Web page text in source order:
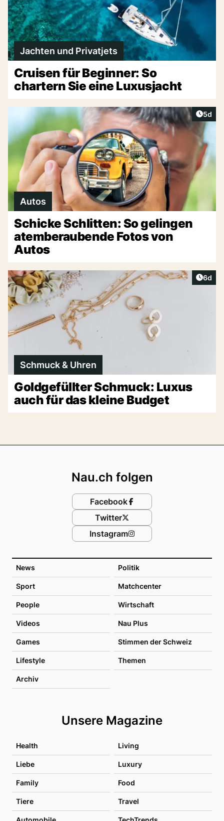
Jachten und Privatjets
Cruisen für Beginner: So
chartern Sie eine Luxusjacht
5d
Autos
Schicke Schlitten: So gelingen
atemberaubende Fotos von
Autos
6d
Schmuck & Uhren
Goldgefüllter Schmuck: Luxus
auch für das kleine Budget
News Politik
Sport Matchcenter
People Wirtschaft
Videos Nau Plus
Games Stimmen der Schweiz
Lifestyle Themen
Archiv
Unsere Magazine
Health Living
Liebe Luxury
Family Food
Tiere Travel
Nau.ch folgen
Facebook
Twitter
Instagram